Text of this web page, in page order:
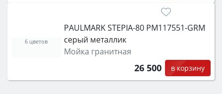
PAULMARK STEPIA-80 PM117551-GRM
серый металлик
Мойка гранитная
26 500 в корзину
6 цветов